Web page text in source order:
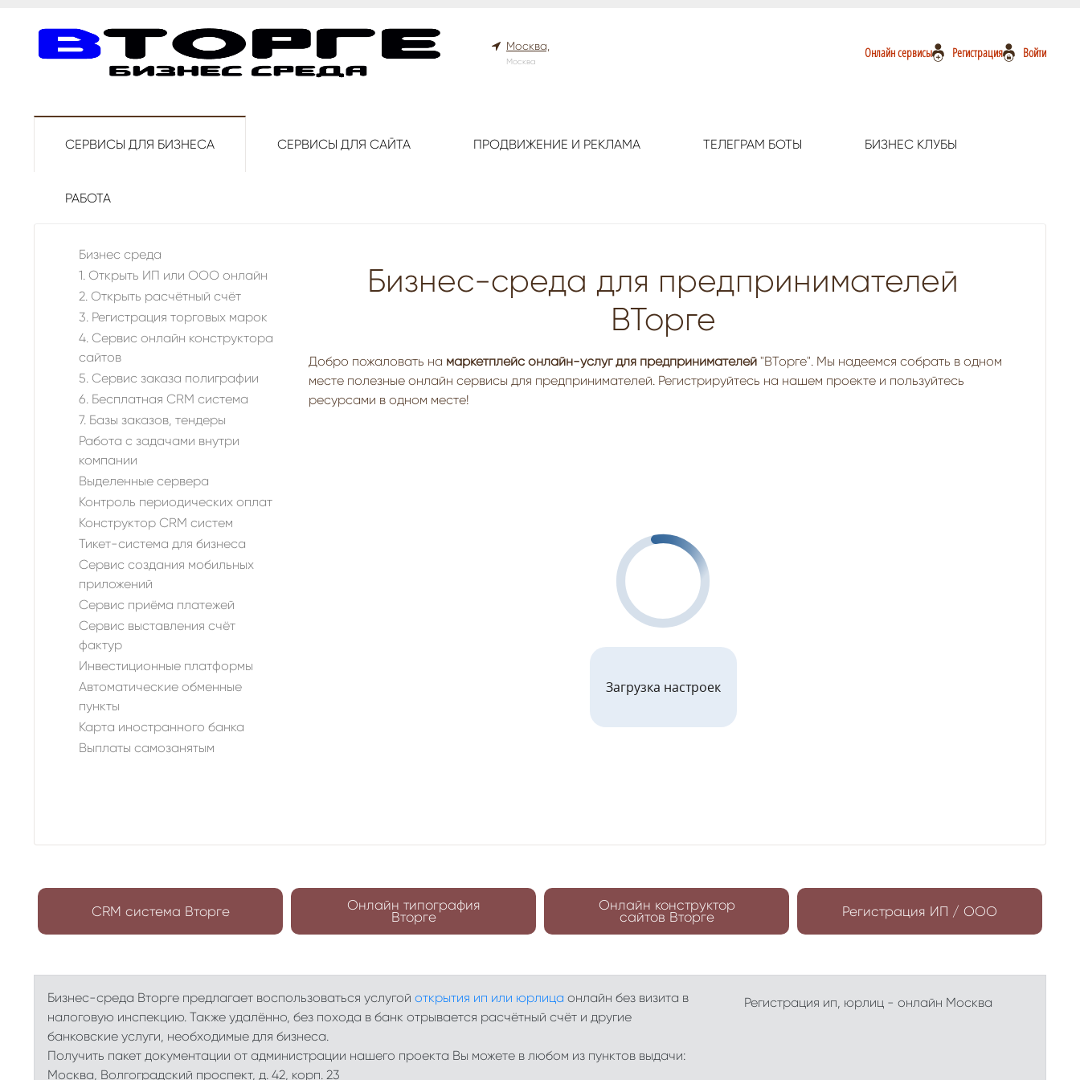
Москва,
Москва
Онлайн сервисы Регистрация Войти
СЕРВИСЫ ДЛЯ БИЗНЕСА СЕРВИСЫ ДЛЯ САЙТА ПРОДВИЖЕНИЕ И РЕКЛАМА ТЕЛЕГРАМ БОТЫ БИЗНЕС КЛУБЫ
РАБОТА
Бизнес среда
1. Открыть ИП или ООО онлайн
2. Открыть расчётный счёт
3. Регистрация торговых марок
4. Сервис онлайн конструктора
сайтов
5. Сервис заказа полиграфии
6. Бесплатная CRM система
7. Базы заказов, тендеры
Работа с задачами внутри
компании
Выделенные сервера
Контроль периодических оплат
Конструктор CRM систем
Тикет-система для бизнеса
Сервис создания мобильных
приложений
Сервис приёма платежей
Сервис выставления счёт
фактур
Инвестиционные платформы
Автоматические обменные
пункты
Карта иностранного банка
Выплаты самозанятым
Бизнес-среда для предпринимателей
ВТорге
Добро пожаловать на маркетплейс онлайн-услуг для предпринимателей"ВТорге". Мы надеемся собрать в одном
месте полезные онлайн сервисы для предпринимателей. Регистрируйтесь на нашем проекте и пользуйтесь
ресурсами в одном месте!
Загрузка настроек
CRM система Вторге Онлайн типография
Вторге
Онлайн конструктор
сайтов Вторге Регистрация ИП / ООО
Бизнес-среда Вторге предлагает воспользоваться услугой открытия ип или юрлица онлайн без визита в
налоговую инспекцию. Также удалённо, без похода в банк отрывается расчётный счёт и другие
банковские услуги, необходимые для бизнеса.
Получить пакет документации от администрации нашего проекта Вы можете в любом из пунктов выдачи:
Регистрация ип, юрлиц - онлайн Москва
Москва, Волгоградский проспект, д. 42, корп. 23